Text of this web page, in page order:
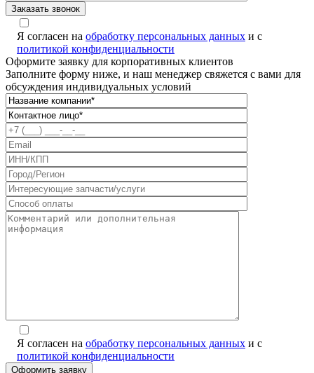
Я согласен на обработку персональных данных и с
политикой конфиденциальности
Оформите заявку для корпоративных клиентов
Заполните форму ниже, и наш менеджер свяжется с вами для
обсуждения индивидуальных условий
Я согласен на обработку персональных данных и с
политикой конфиденциальности